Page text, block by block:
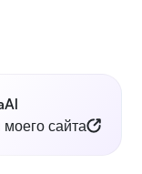
сайта